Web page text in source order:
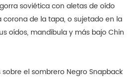
soviética con aletas de oído
de la tapa, o sujetado en la
oídos, mandíbula y más bajo Chin
el sombrero Negro Snapback